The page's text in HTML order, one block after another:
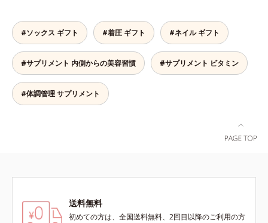
が回らない、ボディの乾燥対策にも
おすすめです。ゆずの爽やかな香り
とすっきりとした酸味が特徴の「ゆ
ず風味」、芳醇なマスカットの香り
とさっぱりとした酸味が楽しめる
「マスカット風味」、ピーチの甘い
香りと爽やかな甘味が楽しめる「ピ
として。*2 許可表示：本品に含ま
ドは、肌の水分を逃しにくくするた
め、肌の乾燥が気になる方に適して
#ソックス ギフト #着圧 ギフト #ネイル ギフト
#サプリメント 内側からの美容習慣 #サプリメント ビタミン
#体調管理 サプリメント
送料無料
初めての方は、全国送料無料、2回目以降のご利用の方